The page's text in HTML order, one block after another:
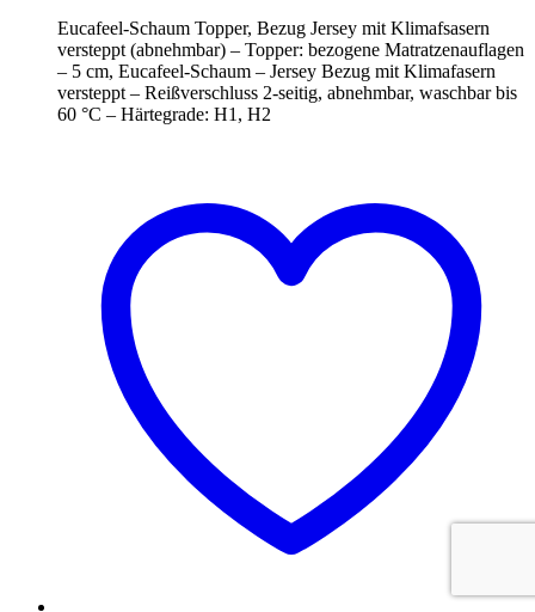
Eucafeel-Schaum Topper, Bezug Jersey mit Klimafsasern
versteppt (abnehmbar) – Topper: bezogene Matratzenauflagen
– 5 cm, Eucafeel-Schaum – Jersey Bezug mit Klimafasern
versteppt – Reißverschluss 2-seitig, abnehmbar, waschbar bis
60 °C – Härtegrade: H1, H2